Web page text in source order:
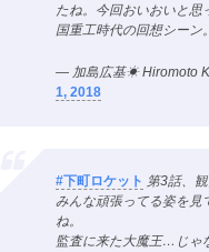
たね。今回おいおいと思
国重工時代の回想シーン。
— 加島広基☀ Hiromoto
1, 2018
#下町ロケット 第3話、観
みんな頑張ってる姿を見
ね。
監査に来た大魔王…じゃ